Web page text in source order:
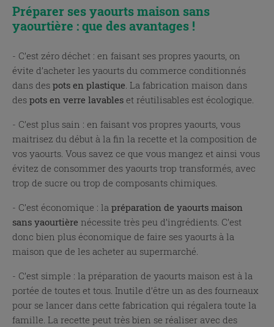
Préparer ses yaourts maison sans
yaourtière : que des avantages !
- C’est zéro déchet : en faisant ses propres yaourts, on
évite d’acheter les yaourts du commerce conditionnés
dans des pots en plastique . La fabrication maison dans
des pots en verre lavables et réutilisables est écologique.
- C’est plus sain : en faisant vos propres yaourts, vous
maitrisez du début à la fin la recette et la composition de
vos yaourts. Vous savez ce que vous mangez et ainsi vous
évitez de consommer des yaourts trop transformés, avec
trop de sucre ou trop de composants chimiques.
- C’est économique : la préparation de yaourts maison
sans yaourtière nécessite très peu d’ingrédients. C’est
donc bien plus économique de faire ses yaourts à la
maison que de les acheter au supermarché.
- C’est simple : la préparation de yaourts maison est à la
portée de toutes et tous. Inutile d’être un as des fourneaux
pour se lancer dans cette fabrication qui régalera toute la
famille. La recette peut très bien se réaliser avec des